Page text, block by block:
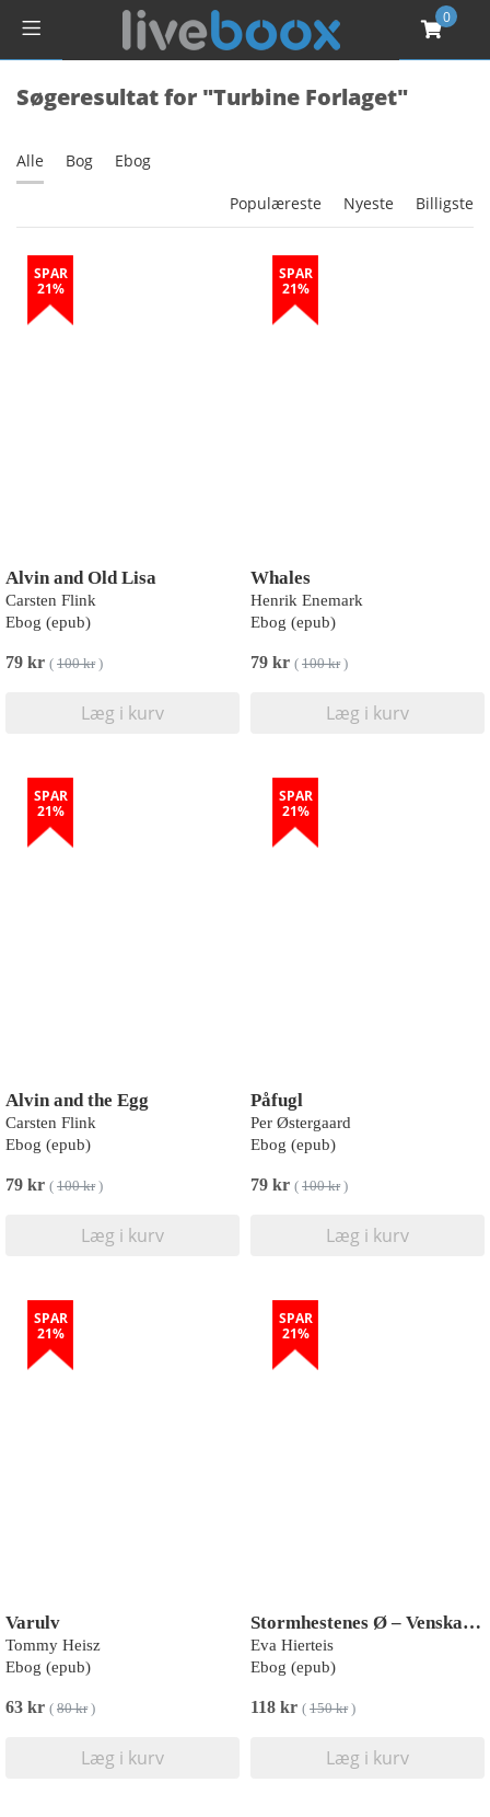
0
Søgeresultat for "Turbine Forlaget"
Alle Bog Ebog
Populæreste Nyeste Billigste
SPAR
21%
Alvin and Old Lisa
Carsten Flink
Ebog (epub)
79 kr ( 100 kr)
Læg i kurv
SPAR
21%
Whales
Henrik Enemark
Ebog (epub)
79 kr ( 100 kr)
Læg i kurv
SPAR
21%
Alvin and the Egg
Carsten Flink
Ebog (epub)
79 kr ( 100 kr)
Læg i kurv
SPAR
21%
Påfugl
Per Østergaard
Ebog (epub)
79 kr ( 100 kr)
Læg i kurv
SPAR
21%
Varulv
Tommy Heisz
Ebog (epub)
63 kr ( 80 kr)
Læg i kurv
SPAR
21%
Stormhestenes Ø – Venskab, vind og vild magi
Eva Hierteis
Ebog (epub)
118 kr ( 150 kr)
Læg i kurv